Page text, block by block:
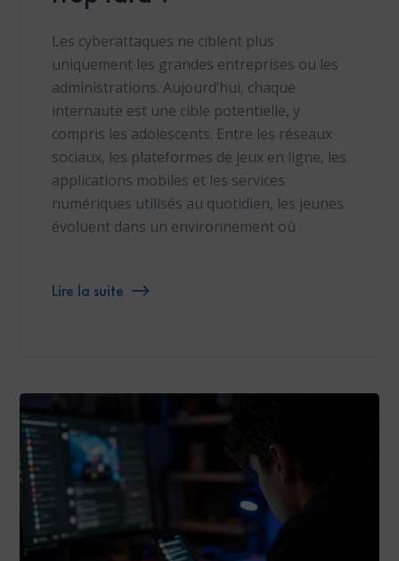
Les cyberattaques ne ciblent plus
uniquement les grandes entreprises ou les
administrations. Aujourd’hui, chaque
internaute est une cible potentielle, y
compris les adolescents. Entre les réseaux
sociaux, les plateformes de jeux en ligne, les
applications mobiles et les services
numériques utilisés au quotidien, les jeunes
évoluent dans un environnement où
Lire la suite